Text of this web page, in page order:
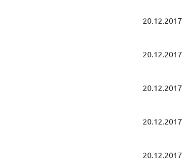
20.12.2017
20.12.2017
20.12.2017
20.12.2017
20.12.2017